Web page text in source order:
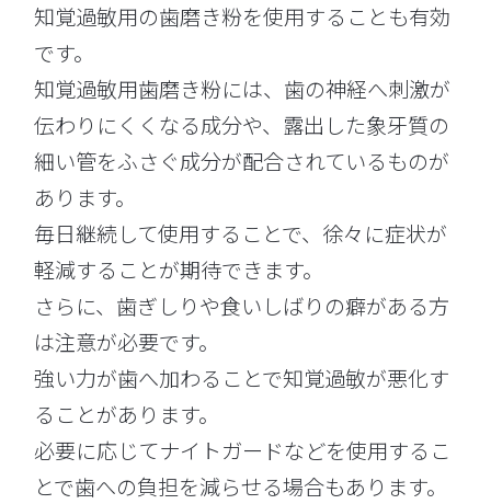
知覚過敏用の歯磨き粉を使用することも有効
です。
知覚過敏用歯磨き粉には、歯の神経へ刺激が
伝わりにくくなる成分や、露出した象牙質の
細い管をふさぐ成分が配合されているものが
あります。
毎日継続して使用することで、徐々に症状が
軽減することが期待できます。
さらに、歯ぎしりや食いしばりの癖がある方
は注意が必要です。
強い力が歯へ加わることで知覚過敏が悪化す
ることがあります。
必要に応じてナイトガードなどを使用するこ
とで歯への負担を減らせる場合もあります。